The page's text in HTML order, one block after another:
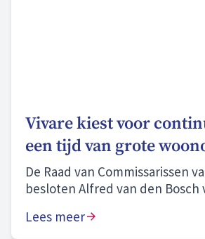
Vivare kiest voor
een tijd van grote
De Raad van Commissarissen
besloten Alfred van den Bosch
Lees meer